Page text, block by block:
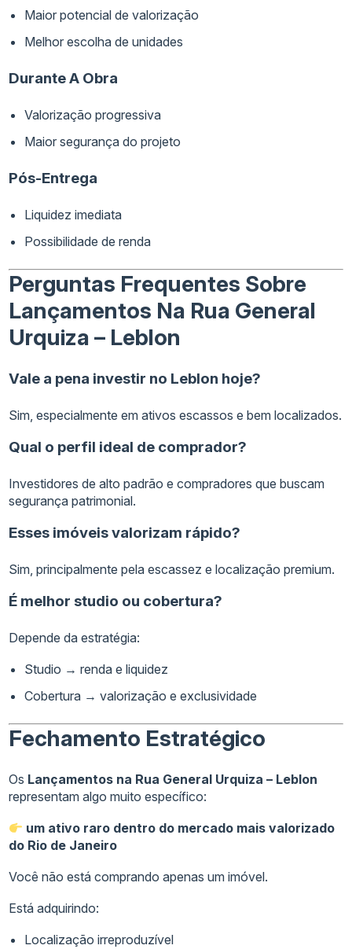
Maior potencial de valorização
Melhor escolha de unidades
Durante A Obra
Valorização progressiva
Maior segurança do projeto
Pós-Entrega
Liquidez imediata
Possibilidade de renda
Perguntas Frequentes Sobre
Lançamentos Na Rua General
Urquiza – Leblon
Vale a pena investir no Leblon hoje?
Sim, especialmente em ativos escassos e bem localizados.
Qual o perfil ideal de comprador?
Investidores de alto padrão e compradores que buscam
segurança patrimonial.
Esses imóveis valorizam rápido?
Sim, principalmente pela escassez e localização premium.
É melhor studio ou cobertura?
Depende da estratégia:
Studio → renda e liquidez
Cobertura → valorização e exclusividade
Fechamento Estratégico
Os Lançamentos na Rua General Urquiza – Leblon
representam algo muito específico:
um ativo raro dentro do mercado mais valorizado
do Rio de Janeiro
Você não está comprando apenas um imóvel.
Está adquirindo:
Localização irreproduzível